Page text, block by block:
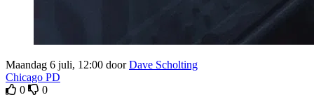
Maandag 6 juli, 12:00 doorDave Scholting
Chicago PD
0
0